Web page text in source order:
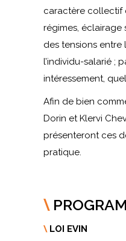
caractère collectif
régimes,
des tensions entre
l’individu-salarié ;
intéressement,
Afin de bien
Dorin et Klervi
présenteront ces
pratique.
\ LOI EVIN